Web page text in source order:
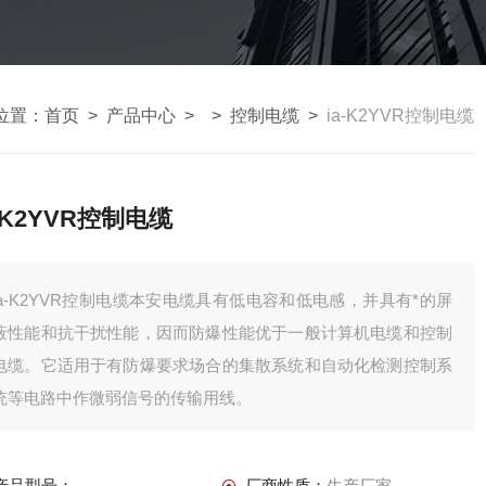
置： 首页 > 产品中心 > > 控制电缆 > ia-K2YVR控制电缆
控制电缆
K2YVR控制电缆本安电缆具有低电容和低电感，并具有*的屏
性能和抗干扰性能，因而防爆性能优于一般计算机电缆和控制
缆。它适用于有防爆要求场合的集散系统和自动化检测控制系
等电路中作微弱信号的传输用线。